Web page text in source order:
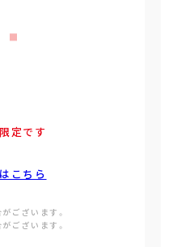
定です
こちら
ございます。
ございます。